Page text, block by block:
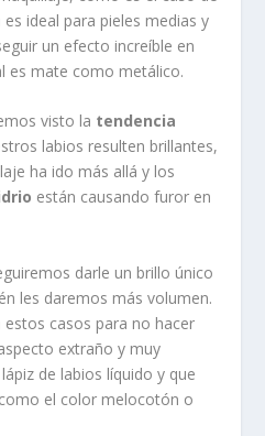
ideal para pieles medias y
un efecto increíble en
es mate como metálico.
visto la tendencia
labios resulten brillantes,
ha ido más allá y los
están causando furor en
darle un brillo único
les daremos más volumen.
casos para no hacer
extraño y muy
de labios líquido y que
el color melocotón o